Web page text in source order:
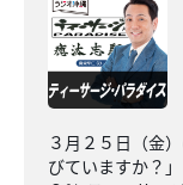
３月２５日（金
びていますか？